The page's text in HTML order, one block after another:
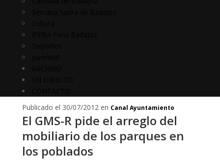
Publicado el 30/07/2012 en Canal Ayuntamiento
El GMS-R pide el arreglo del
mobiliario de los parques en
los poblados